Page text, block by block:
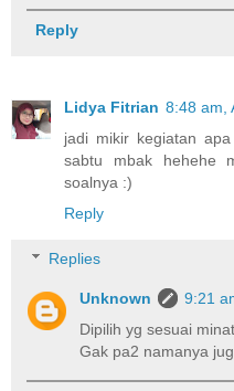
Reply
Lidya Fitrian 8:48 am,
jadi mikir kegiatan
sabtu mbak hehehe
soalnya :)
Reply
Replies
Unknown
9:21
Dipilih yg sesuai
Gak pa2 namanya